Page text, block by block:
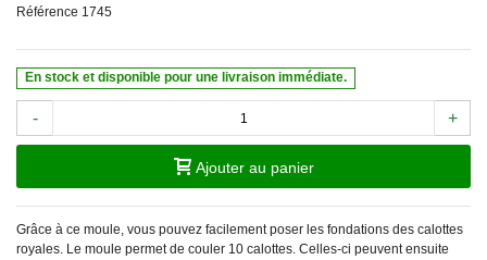
Référence 1745
En stock et disponible pour une livraison immédiate.
- +
Ajouter au panier
Grâce à ce moule, vous pouvez facilement poser les fondations des calottes
royales. Le moule permet de couler 10 calottes. Celles-ci peuvent ensuite